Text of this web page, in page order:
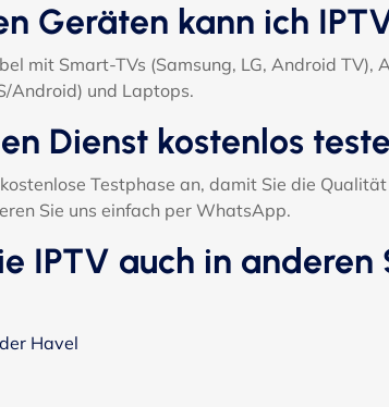
Geräten kann ich
mit Smart-TVs (Samsung, LG, Android TV),
Android) und Laptops.
Dienst kostenlos
Testphase an, damit Sie die
Sie uns einfach per WhatsApp.
IPTV auch in anderen
Havel